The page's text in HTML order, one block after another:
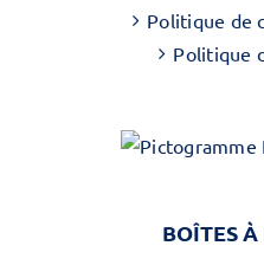
Politique de
Politique
BOÎTES